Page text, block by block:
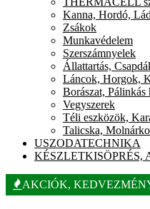
Kanna, Hordó,
Zsákok
Munkavédelem
Szerszámnyelek
Állattartás,
Láncok, Horgok,
Borászat, Pálinkás
Vegyszerek
Téli eszközök,
Talicska,
USZODATECHNIKA
KÉSZLETKISÖPRÉS,
AKCIÓK,